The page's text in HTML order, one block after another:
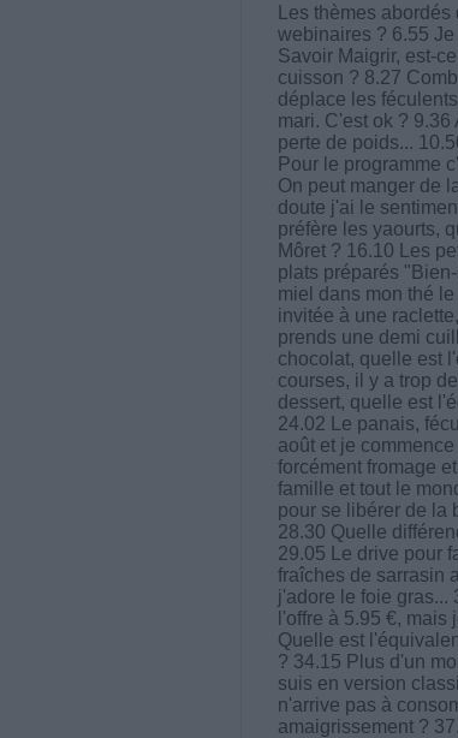
Les thèmes
webinaires ? 6.55
Savoir Maigrir, est-
cuisson ? 8.27
déplace les
mari. C'est ok ?
perte de poids...
Pour le programme
On peut manger de
doute j'ai le
préfère les yaourts,
Môret ? 16.10 Les
plats préparés
miel dans mon thé
invitée à une
prends une demi
chocolat, quelle est
courses, il y a trop
dessert, quelle est
24.02 Le panais,
août et je
forcément fromage
famille et tout le
pour se libérer de la
28.30 Quelle
29.05 Le drive pour
fraîches de sarrasin
j'adore le foie gras...
l'offre à 5.95 €,
Quelle est
? 34.15 Plus d'un
suis en version
n'arrive pas à
amaigrissement ?